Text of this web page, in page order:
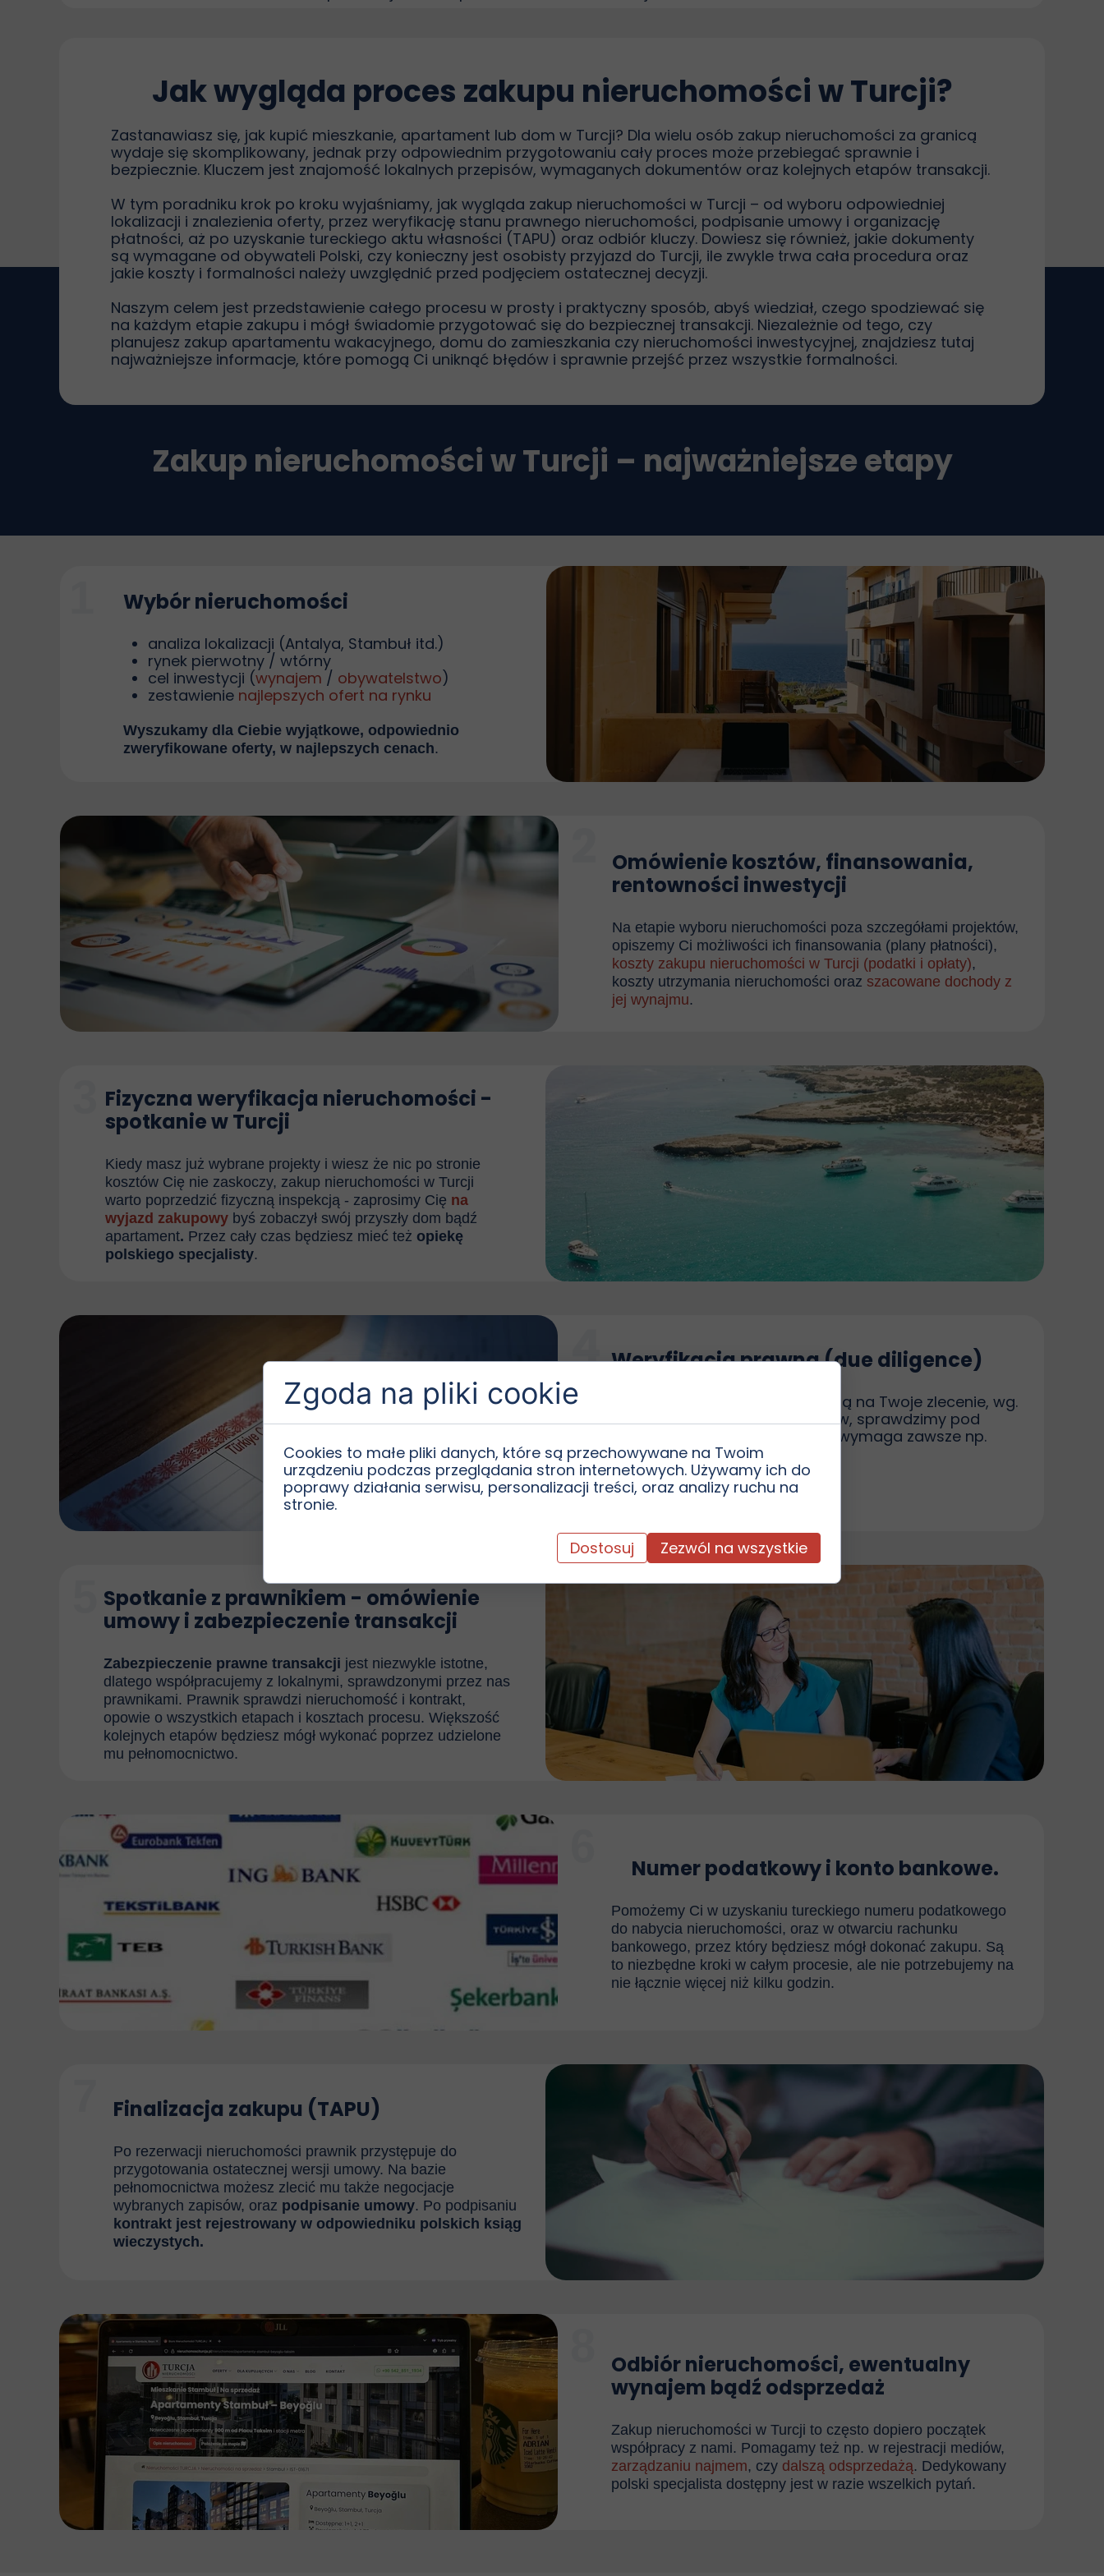
Jak wygląda proces zakupu nieruchomości w Turcji?
Zastanawiasz się, jak kupić mieszkanie, apartament lub dom w Turcji? Dla wielu osób zakup nieruchomości za granicą
wydaje się skomplikowany, jednak przy odpowiednim przygotowaniu cały proces może przebiegać sprawnie i
bezpiecznie. Kluczem jest znajomość lokalnych przepisów, wymaganych dokumentów oraz kolejnych etapów transakcji.
W tym poradniku krok po kroku wyjaśniamy, jak wygląda zakup nieruchomości w Turcji – od wyboru odpowiedniej
lokalizacji i znalezienia oferty, przez weryfikację stanu prawnego nieruchomości, podpisanie umowy i organizację
płatności, aż po uzyskanie tureckiego aktu własności (TAPU) oraz odbiór kluczy. Dowiesz się również, jakie dokumenty
są wymagane od obywateli Polski, czy konieczny jest osobisty przyjazd do Turcji, ile zwykle trwa cała procedura oraz
jakie koszty i formalności należy uwzględnić przed podjęciem ostatecznej decyzji.
Naszym celem jest przedstawienie całego procesu w prosty i praktyczny sposób, abyś wiedział, czego spodziewać się
na każdym etapie zakupu i mógł świadomie przygotować się do bezpiecznej transakcji. Niezależnie od tego, czy
planujesz zakup apartamentu wakacyjnego, domu do zamieszkania czy nieruchomości inwestycyjnej, znajdziesz tutaj
najważniejsze informacje, które pomogą Ci uniknąć błędów i sprawnie przejść przez wszystkie formalności.
Odbiór nieruchomości, ewentualny
wynajem bądź odsprzedaż
Zakup nieruchomości w Turcji to często dopiero początek
współpracy z nami. Pomagamy też np. w rejestracji mediów,
zarządzaniu najmem, czy dalszą odsprzedażą. Dedykowany
polski specjalista dostępny jest w razie wszelkich pytań.
Finalizacja zakupu (TAPU)
Po rezerwacji nieruchomości prawnik przystępuje do
przygotowania ostatecznej wersji umowy. Na bazie
pełnomocnictwa możesz zlecić mu także negocjacje
wybranych zapisów, oraz podpisanie umowy. Po podpisaniu
kontrakt jest rejestrowany w odpowiedniku polskich ksiąg
wieczystych.
Numer podatkowy i konto bankowe.
Pomożemy Ci w uzyskaniu tureckiego numeru podatkowego
do nabycia nieruchomości, oraz w otwarciu rachunku
bankowego, przez który będziesz mógł dokonać zakupu. Są
to niezbędne kroki w całym procesie, ale nie potrzebujemy na
nie łącznie więcej niż kilku godzin.
Weryfikacja prawna (due diligence)
Każdą nieruchomość wyszukaną na Twoje zlecenie, wg.
Twoich oczekiwań i parametrów, sprawdzimy pod
katem prawnym. Sprawdzenia wymaga zawsze np.
księga wieczysta (TAPU)
brak zadłużeń
4
Omówienie kosztów, finansowania,
rentowności inwestycji
Na etapie wyboru nieruchomości poza szczegółami projektów,
opiszemy Ci możliwości ich finansowania (plany płatności),
koszty zakupu nieruchomości w Turcji (podatki i opłaty),
koszty utrzymania nieruchomości oraz szacowane dochody z
jej wynajmu.
Spotkanie z prawnikiem - omówienie
umowy i zabezpieczenie transakcji
Zabezpieczenie prawne transakcji jest niezwykle istotne,
dlatego współpracujemy z lokalnymi, sprawdzonymi przez nas
prawnikami. Prawnik sprawdzi nieruchomość i kontrakt,
opowie o wszystkich etapach i kosztach procesu. Większość
kolejnych etapów będziesz mógł wykonać poprzez udzielone
mu pełnomocnictwo.
Fizyczna weryfikacja nieruchomości -
spotkanie w Turcji
Kiedy masz już wybrane projekty i wiesz że nic po stronie
kosztów Cię nie zaskoczy, zakup nieruchomości w Turcji
warto poprzedzić fizyczną inspekcją - zaprosimy Cię na
wyjazd zakupowy byś zobaczył swój przyszły dom bądź
apartament. Przez cały czas będziesz mieć też opiekę
polskiego specjalisty.
Wybór nieruchomości
analiza lokalizacji (Antalya, Stambuł itd.)
rynek pierwotny / wtórny
cel inwestycji (wynajem / obywatelstwo)
zestawienie najlepszych ofert na rynku
Wyszukamy dla Ciebie wyjątkowe, odpowiednio
zweryfikowane oferty, w najlepszych cenach.
Zakup nieruchomości w Turcji – najważniejsze etapy
Zgoda na pliki cookie
Cookies to małe pliki danych, które są przechowywane na Twoim
urządzeniu podczas przeglądania stron internetowych. Używamy ich do
poprawy działania serwisu, personalizacji treści, oraz analizy ruchu na
stronie.
Dostosuj Zezwól na wszystkie